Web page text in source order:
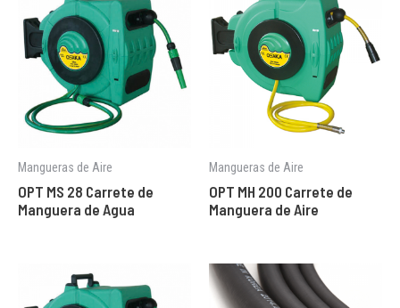
Mangueras de Aire
OPT MS 28 Carrete de
Manguera de Agua
Mangueras de Aire
OPT MH 200 Carrete de
Manguera de Aire